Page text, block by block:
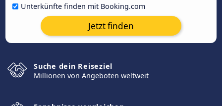
Unterkünfte finden mit Booking.com
Jetzt finden
Suche dein Reiseziel
Millionen von Angeboten weltweit